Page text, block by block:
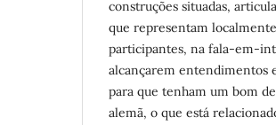
construções situadas,
que representam
participantes, na fala-em-
alcançarem entendimentos
para que tenham um bom
alemã, o que está